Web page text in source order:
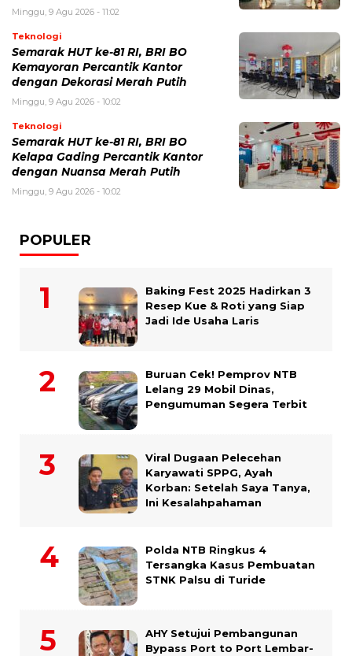
Minggu, 9 Agu 2026 - 11:02
Teknologi
Semarak HUT ke-81 RI, BRI BO
Kemayoran Percantik Kantor
dengan Dekorasi Merah Putih
Minggu, 9 Agu 2026 - 10:02
Teknologi
Semarak HUT ke-81 RI, BRI BO
Kelapa Gading Percantik Kantor
dengan Nuansa Merah Putih
Minggu, 9 Agu 2026 - 10:02
POPULER
Baking Fest 2025 Hadirkan 3
Resep Kue & Roti yang Siap
Jadi Ide Usaha Laris
Buruan Cek! Pemprov NTB
Lelang 29 Mobil Dinas,
Pengumuman Segera Terbit
Viral Dugaan Pelecehan
Karyawati SPPG, Ayah
Korban: Setelah Saya Tanya,
Ini Kesalahpahaman
Polda NTB Ringkus 4
Tersangka Kasus Pembuatan
STNK Palsu di Turide
AHY Setujui Pembangunan
Bypass Port to Port Lembar-